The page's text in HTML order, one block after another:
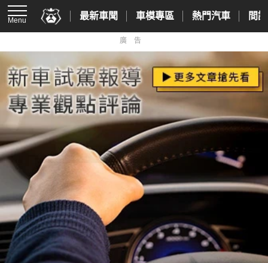
Menu 最新車聞 車模專區 熱門汽車 間
廣告